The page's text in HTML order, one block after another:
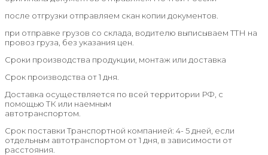
после отгрузки отправляем скан копии документов.
при отправке грузов со склада, водителю выписываем ТТН на
провоз груза, без указания цен.
Сроки производства продукции, монтаж или доставка
Срок производства от 1 дня.
Доставка осуществляется по всей территории РФ, с
помощью ТК или наемным
автотранспортом.
Срок поставки Транспортной компанией: 4- 5 дней, если
отдельным автотранспортом от 1 дня, в зависимости от
расстояния.